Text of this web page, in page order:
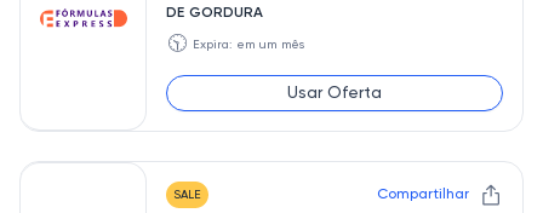
DE GORDURA
🕥 Expira: em um mês
Usar Oferta
SALE Compartilhar